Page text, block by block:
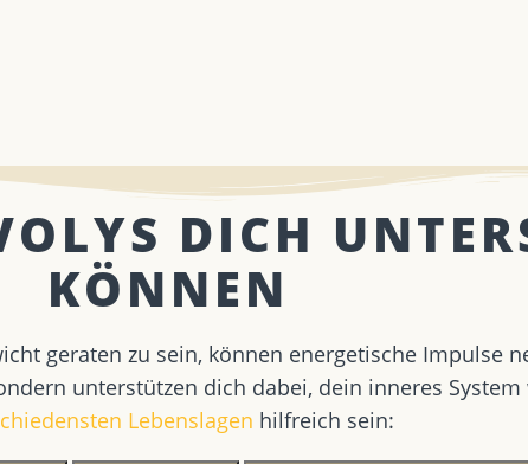
DICH
KÖNNEN ​
geraten zu sein, können energetische Impulse
unterstützen dich dabei, dein inneres
Lebenslagen hilfreich sein: